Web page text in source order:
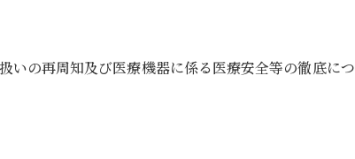
いの再周知及び医療機器に係る医療安全等の徹底につ